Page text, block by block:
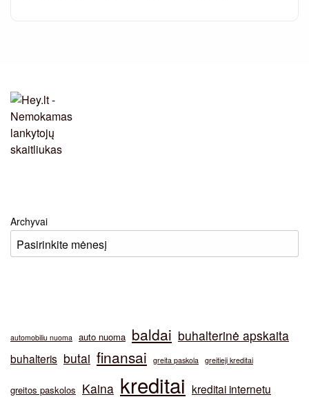
Archyvai
automobiliu nuoma auto nuoma baldai buhalterinė apskaita
buhalteris butai finansai greita paskola greitieji kreditai
greitos paskolos Kaina kreditai kreditai internetu